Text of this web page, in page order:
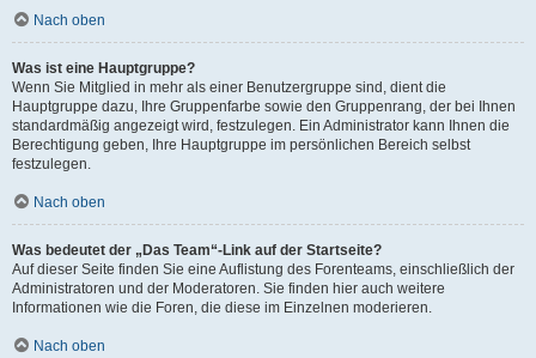
Nach oben
Was ist eine Hauptgruppe?
Wenn Sie Mitglied in mehr als einer Benutzergruppe sind, dient die
Hauptgruppe dazu, Ihre Gruppenfarbe sowie den Gruppenrang, der bei Ihnen
standardmäßig angezeigt wird, festzulegen. Ein Administrator kann Ihnen die
Berechtigung geben, Ihre Hauptgruppe im persönlichen Bereich selbst
festzulegen.
Nach oben
Was bedeutet der „Das Team“-Link auf der Startseite?
Auf dieser Seite finden Sie eine Auflistung des Forenteams, einschließlich der
Administratoren und der Moderatoren. Sie finden hier auch weitere
Informationen wie die Foren, die diese im Einzelnen moderieren.
Nach oben